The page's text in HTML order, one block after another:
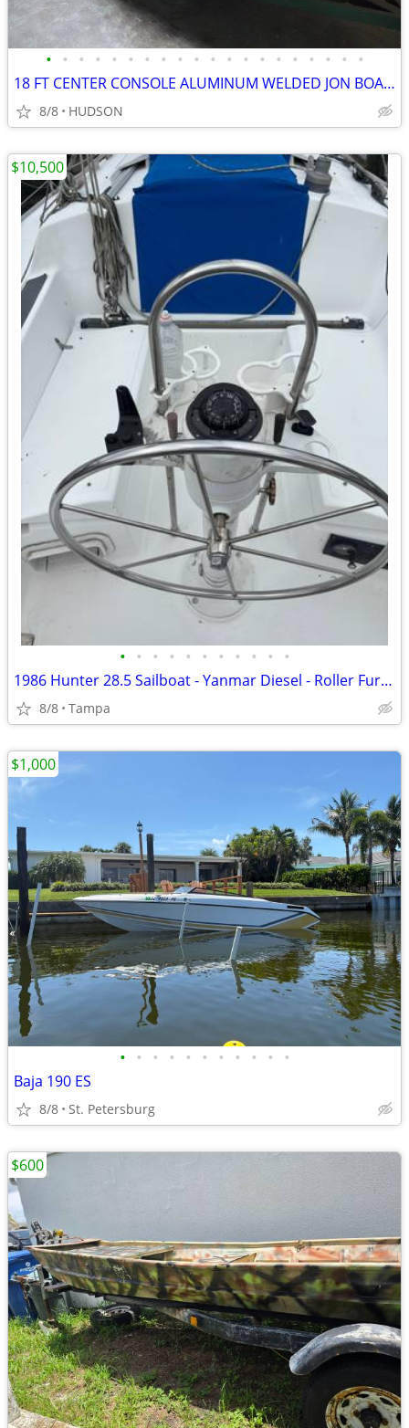
• • • • • • • • • • • • • • • • • • • •
18 FT CENTER CONSOLE ALUMINUM WELDED JON BOAT & TRAILER
8/8 HUDSON
• • • • • • • • • • •
1986 Hunter 28.5 Sailboat - Yanmar Diesel - Roller Furling - $10,500
8/8 Tampa
$10,500
• • • • • • • • • • •
Baja 190 ES
8/8 St. Petersburg
$1,000
$600